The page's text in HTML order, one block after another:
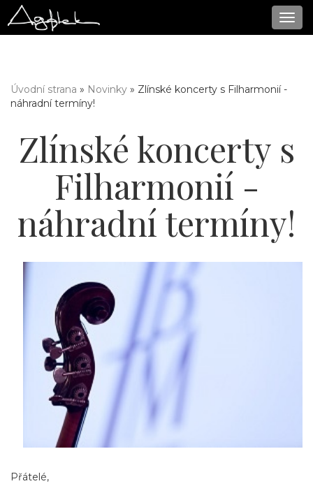
Jste zde
Úvodní strana » Novinky » Zlínské koncerty s Filharmonií -
náhradní termíny!
Zlínské koncerty s
Filharmonií -
náhradní termíny!
Přátelé,